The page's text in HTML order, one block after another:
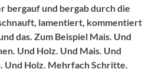
bergauf und bergab durch die
lamentiert, kommentiert
das. Zum Beispiel Mais. Und
Und Holz. Und Mais. Und
Und Holz. Mehrfach Schritte.